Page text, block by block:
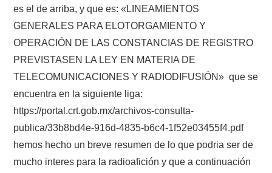
es el de arriba, y que es: «LINEAMIENTOS
GENERALES PARA ELOTORGAMIENTO Y
OPERACIÓN DE LAS CONSTANCIAS DE REGISTRO
PREVISTASEN LA LEY EN MATERIA DE
TELECOMUNICACIONES Y RADIODIFUSIÓN» que se
encuentra en la siguiente liga:
https://portal.crt.gob.mx/archivos-consulta-
publica/33b8bd4e-916d-4835-b6c4-1f52e03455f4.pdf
hemos hecho un breve resumen de lo que podria ser de
mucho interes para la radioafición y que a continuación